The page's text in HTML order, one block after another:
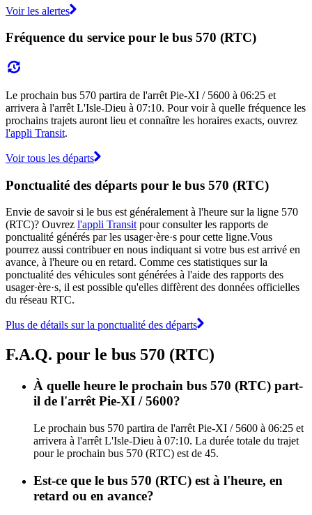
Voir les alertes
Fréquence du service pour le bus 570 (RTC)
Le prochain bus 570 partira de l'arrêt Pie-XI / 5600 à 06:25 et
arrivera à l'arrêt L'Isle-Dieu à 07:10. Pour voir à quelle fréquence les
prochains trajets auront lieu et connaître les horaires exacts, ouvrez
l'appli Transit.
Voir tous les départs
Ponctualité des départs pour le bus 570 (RTC)
Envie de savoir si le bus est généralement à l'heure sur la ligne 570
(RTC)? Ouvrez l'appli Transitpour consulter les rapports de
ponctualité générés par les usager·ère·s pour cette ligne.Vous
pourrez aussi contribuer en nous indiquant si votre bus est arrivé en
avance, à l'heure ou en retard. Comme ces statistiques sur la
ponctualité des véhicules sont générées à l'aide des rapports des
usager·ère·s, il est possible qu'elles diffèrent des données officielles
du réseau RTC.
Plus de détails sur la ponctualité des départs
F.A.Q. pour le bus 570 (RTC)
À quelle heure le prochain bus 570 (RTC) part-
il de l'arrêt Pie-XI / 5600?
Le prochain bus 570 partira de l'arrêt Pie-XI / 5600 à 06:25 et
arrivera à l'arrêt L'Isle-Dieu à 07:10. La durée totale du trajet
pour le prochain bus 570 (RTC) est de 45.
Est-ce que le bus 570 (RTC) est à l'heure, en
retard ou en avance?